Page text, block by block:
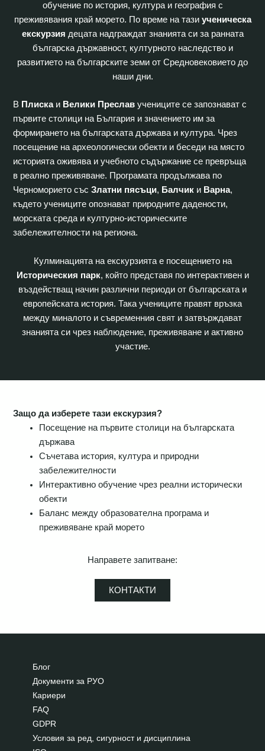
обучение по история, култура и география с
преживявания край морето. По време на тази ученическа
екскурзия децата надграждат знанията си за ранната
българска държавност, културното наследство и
развитието на българските земи от Средновековието до
наши дни.
В Плискаи Велики Преславучениците се запознават с
първите столици на България и значението им за
формирането на българската държава и култура. Чрез
посещение на археологически обекти и беседи на място
историята оживява и учебното съдържание се превръща
в реално преживяване. Програмата продължава по
Черноморието със Златни пясъци, Балчики Варна,
където учениците опознават природните дадености,
морската среда и културно-историческите
забележителности на региона.
Кулминацията на екскурзията е посещението на
Историческия парк, който представя по интерактивен и
въздействащ начин различни периоди от българската и
европейската история. Така учениците правят връзка
между миналото и съвременния свят и затвърждават
знанията си чрез наблюдение, преживяване и активно
участие.
Защо да изберете тази екскурзия?
Посещение на първите столици на българската
държава
Съчетава история, култура и природни
забележителности
Интерактивно обучение чрез реални исторически
обекти
Баланс между образователна програма и
преживяване край морето
Направете запитване:
КОНТАКТИ
Блог
Документи за РУО
Кариери
FAQ
GDPR
Условия за ред, сигурност и дисциплина